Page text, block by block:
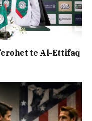
te Al-Ettifaq